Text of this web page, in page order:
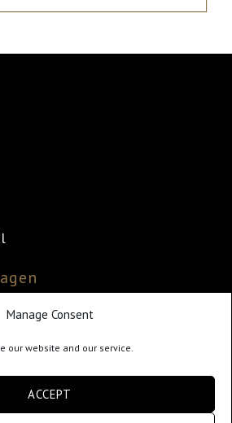
Manage Consent
our website and our service.
ACCEPT